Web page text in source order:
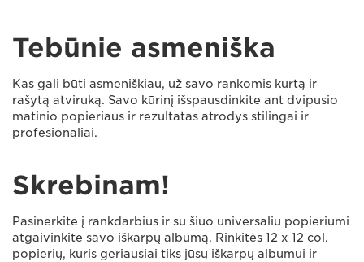
Tebūnie asmeniška
Kas gali būti asmeniškiau, už savo rankomis kurtą ir
rašytą atviruką. Savo kūrinį išspausdinkite ant dvipusio
matinio popieriaus ir rezultatas atrodys stilingai ir
profesionaliai.
Skrebinam!
Pasinerkite į rankdarbius ir su šiuo universaliu popieriumi
atgaivinkite savo iškarpų albumą. Rinkitės 12 x 12 col.
popierių, kuris geriausiai tiks jūsų iškarpų albumui ir